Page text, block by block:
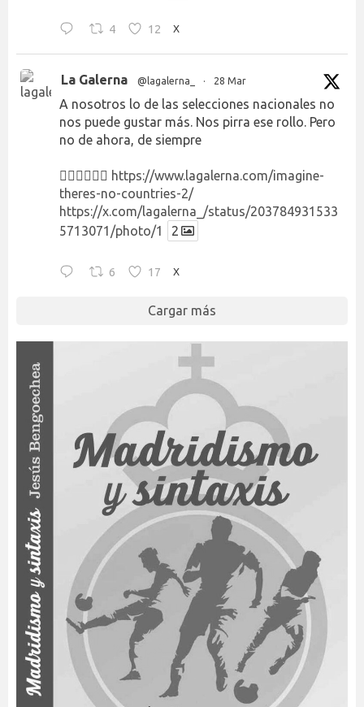
4 12 X
La Galerna @lagalerna_ · 28 Mar
A nosotros lo de las selecciones nacionales no
nos puede gustar más. Nos pirra ese rollo. Pero
no de ahora, de siempre
👉🏻👉🏻👉🏻 https://www.lagalerna.com/imagine-
theres-no-countries-2/
https://x.com/lagalerna_/status/203784931533
5713071/photo/1
2
6 17 X
Cargar más